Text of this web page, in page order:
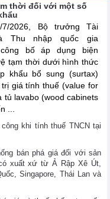
thời đối với một số
7/2026, Bộ trưởng Tài
Thu nhập quốc gia
bố áp dụng biện
tạm thời dưới hình thức
khẩu bổ sung (surtax)
trị giá tính thuế (value for
tủ lavabo (wood cabinets
...
khi tính thuế TNCN tại
bán phá giá đối với sản
xuất xứ từ Ả Rập Xê Út,
Singapore, Thái Lan và